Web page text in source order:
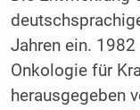
Jahren ein.
Onkologie für
herausgegeben